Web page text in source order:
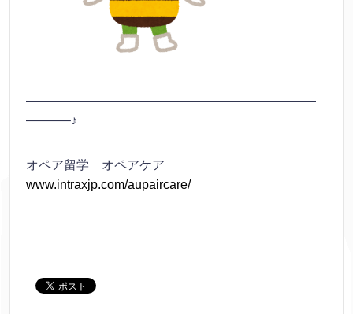
———————————————————————
———–♪
オペア留学 オペアケア
www.intraxjp.com/aupaircare/